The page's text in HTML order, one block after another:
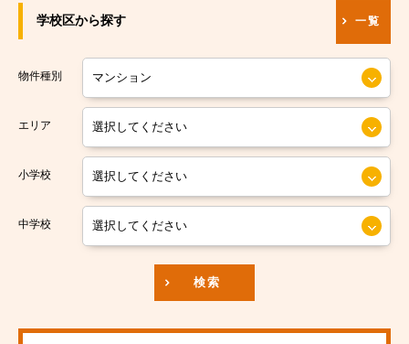
大阪市住之江区
大阪市平野区
大阪市北区
大阪市中央区
阪堺電軌阪堺線
大阪市営今里筋線
大阪市営堺筋線
南海本線
南海汐見橋線
京阪本線
学校区から探す 一覧
物件種別
エリア
小学校
中学校
検索